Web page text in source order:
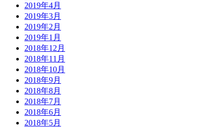
2019年4月
2019年3月
2019年2月
2019年1月
2018年12月
2018年11月
2018年10月
2018年9月
2018年8月
2018年7月
2018年6月
2018年5月